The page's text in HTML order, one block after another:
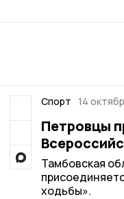
Спорт 14
Петровцы
Тамбовская
ходьбы».